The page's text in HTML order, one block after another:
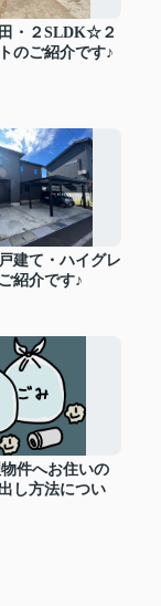
・２SLDK☆２
のご紹介です♪
建て・ハイグレ
紹介です♪
件へお住いの
し方法につい